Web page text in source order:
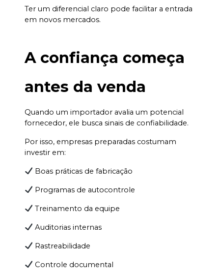
Ter um diferencial claro pode facilitar a entrada
em novos mercados.
A confiança começa
antes da venda
Quando um importador avalia um potencial
fornecedor, ele busca sinais de confiabilidade.
Por isso, empresas preparadas costumam
investir em:
Boas práticas de fabricação
Programas de autocontrole
Treinamento da equipe
Auditorias internas
Rastreabilidade
Controle documental